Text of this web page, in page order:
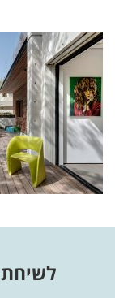
לשיחת